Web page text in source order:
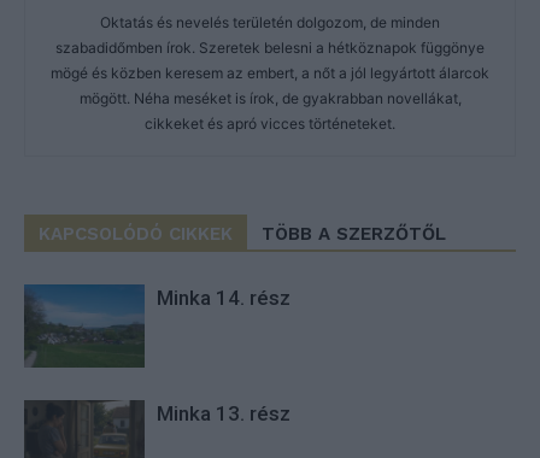
Oktatás és nevelés területén dolgozom, de minden
szabadidőmben írok. Szeretek belesni a hétköznapok függönye
mögé és közben keresem az embert, a nőt a jól legyártott álarcok
mögött. Néha meséket is írok, de gyakrabban novellákat,
cikkeket és apró vicces történeteket.
KAPCSOLÓDÓ CIKKEK TÖBB A SZERZŐTŐL
Minka 14. rész
Minka 13. rész